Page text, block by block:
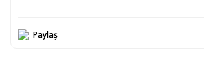
Paylaş